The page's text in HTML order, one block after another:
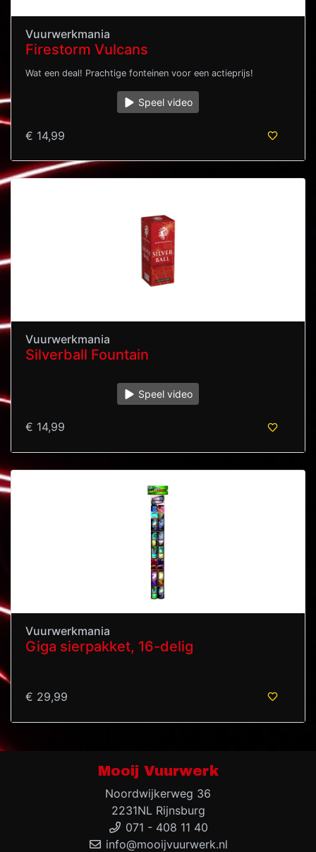
Vuurwerkmania
Firestorm Vulcans
Wat een deal! Prachtige fonteinen voor een actieprijs!
Speel video
€ 14,99
Vuurwerkmania
Silverball Fountain
Speel video
€ 14,99
Vuurwerkmania
Giga sierpakket, 16-delig
€ 29,99
Mooij Vuurwerk
Noordwijkerweg 36
2231NL Rijnsburg
071 - 408 11 40
info@mooijvuurwerk.nl